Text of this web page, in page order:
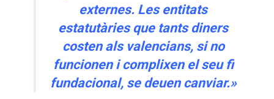
externes. Les entitats
estatutàries que tants diners
costen als valencians, si no
funcionen i complixen el seu fi
fundacional, se deuen canviar.»